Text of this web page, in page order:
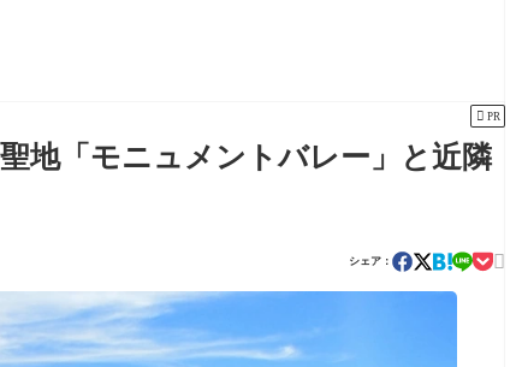
 PR
地「モニュメントバレー」と近隣
シェア： 